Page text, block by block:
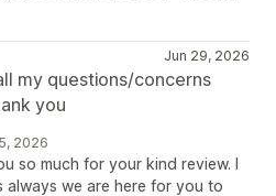
Jun 29, 2026
my questions/concerns
you
2026
so much for your kind review. I
always we are here for you to